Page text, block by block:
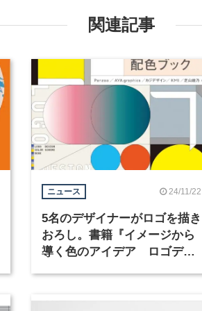
関連記事
ニュース 24/11/22
5名のデザイナーがロゴを描き
おろし。書籍『イメージから
導く色のアイデア ロゴデザ